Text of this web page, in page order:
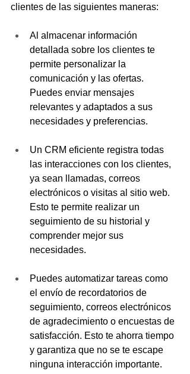
clientes de las siguientes maneras:
Al almacenar información
detallada sobre los clientes te
permite personalizar la
comunicación y las ofertas.
Puedes enviar mensajes
relevantes y adaptados a sus
necesidades y preferencias.
Un CRM eficiente registra todas
las interacciones con los clientes,
ya sean llamadas, correos
electrónicos o visitas al sitio web.
Esto te permite realizar un
seguimiento de su historial y
comprender mejor sus
necesidades.
Puedes automatizar tareas como
el envío de recordatorios de
seguimiento, correos electrónicos
de agradecimiento o encuestas de
satisfacción. Esto te ahorra tiempo
y garantiza que no se te escape
ninguna interacción importante.